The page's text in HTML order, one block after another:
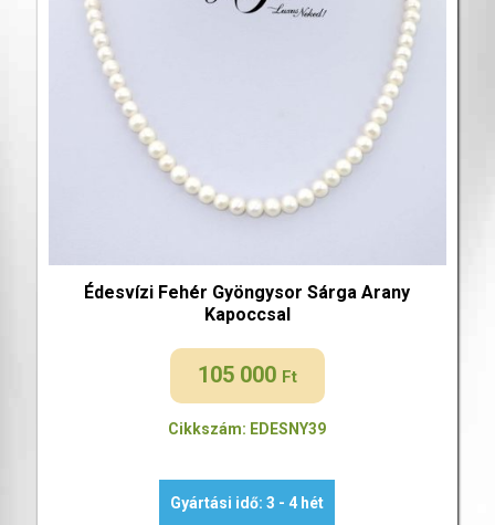
Édesvízi Fehér Gyöngysor Sárga Arany
Kapoccsal
105 000 Ft
Cikkszám: EDESNY39
Gyártási idő: 3 - 4 hét